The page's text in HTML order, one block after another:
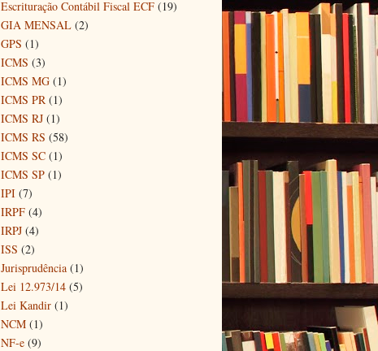
Escrituração Contábil Fiscal ECF (19)
GIA MENSAL (2)
GPS (1)
ICMS (3)
ICMS MG (1)
ICMS PR (1)
ICMS RJ (1)
ICMS RS (58)
ICMS SC (1)
ICMS SP (1)
IPI (7)
IRPF (4)
IRPJ (4)
ISS (2)
Jurisprudência (1)
Lei 12.973/14 (5)
Lei Kandir (1)
NCM (1)
NF-e (9)